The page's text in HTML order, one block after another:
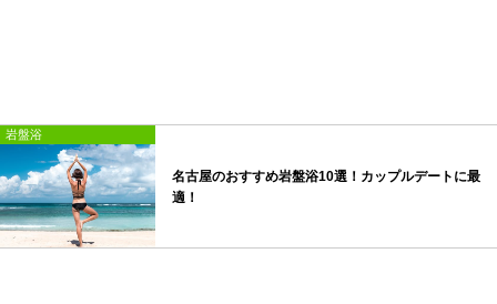
岩盤浴
名古屋のおすすめ岩盤浴10選！カップルデートに最
適！